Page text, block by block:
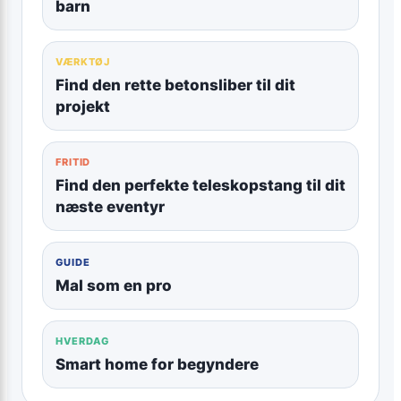
barn
VÆRKTØJ
Find den rette betonsliber til dit
projekt
FRITID
Find den perfekte teleskopstang til dit
næste eventyr
GUIDE
Mal som en pro
HVERDAG
Smart home for begyndere